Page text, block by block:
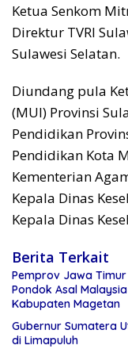
Ketua Senkom
Direktur TVRI
Sulawesi Selatan.
Diundang pula
(MUI) Provinsi
Pendidikan
Pendidikan Kota
Kementerian
Kepala Dinas
Kepala Dinas
Berita Terkait
Pemprov Jawa
Pondok Asal
Kabupaten Magetan
Gubernur Sumatera
di Limapuluh